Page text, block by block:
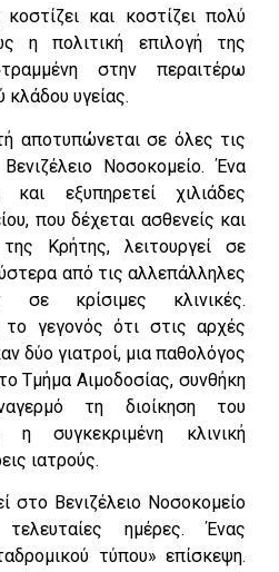
και κοστίζει πολύ
η πολιτική επιλογή της
στην περαιτέρω
κλάδου υγείας.
αποτυπώνεται σε όλες τις
Νοσοκομείο. Ένα
εξυπηρετεί χιλιάδες
που δέχεται ασθενείς και
Κρήτης, λειτουργεί σε
από τις αλλεπάλληλες
σε κρίσιμες κλινικές.
το γεγονός ότι στις αρχές
δύο γιατροί, μια παθολόγος
Τμήμα Αιμοδοσίας, συνθήκη
τη διοίκηση του
η συγκεκριμένη κλινική
ιατρούς.
στο Βενιζέλειο Νοσοκομείο
ημέρες. Ένας
τύπου» επίσκεψη.